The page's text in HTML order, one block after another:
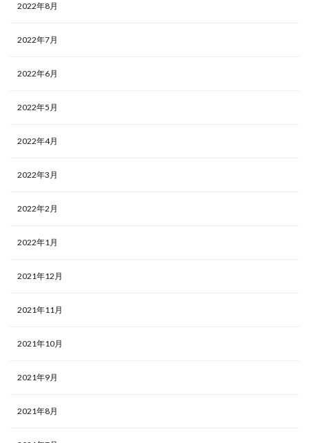
2022年8月
2022年7月
2022年6月
2022年5月
2022年4月
2022年3月
2022年2月
2022年1月
2021年12月
2021年11月
2021年10月
2021年9月
2021年8月